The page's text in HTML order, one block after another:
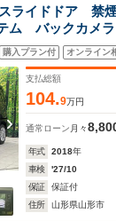
ライドドア 禁
ム バックカメ
レーンキープ
再生 地デジ
購入プラン付 オンライン
支払総額
104.9万円
通常ローン 月々
年式 2018年
車検
'27/10
保証
保証付
住所
山形県山形市